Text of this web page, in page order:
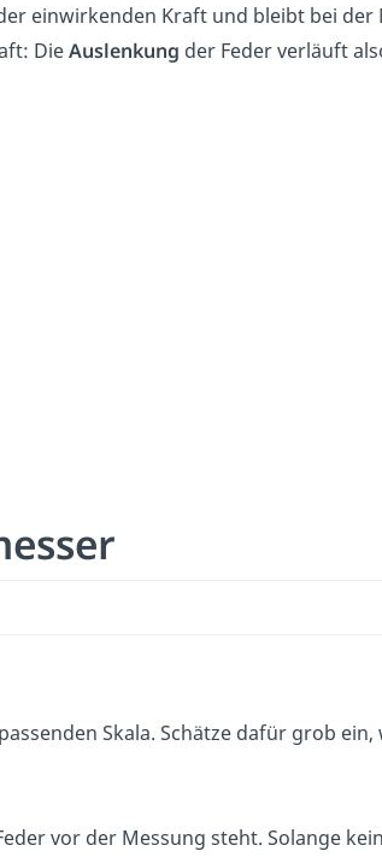
einwirkenden Kraft und bleibt bei der
DieAuslenkung der Feder verläuft
Skala. Schätze dafür grob ein,
vor der Messung steht. Solange